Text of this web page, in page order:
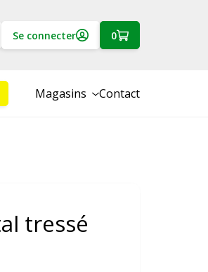
Se connecter 0
Magasins Contact
tressé